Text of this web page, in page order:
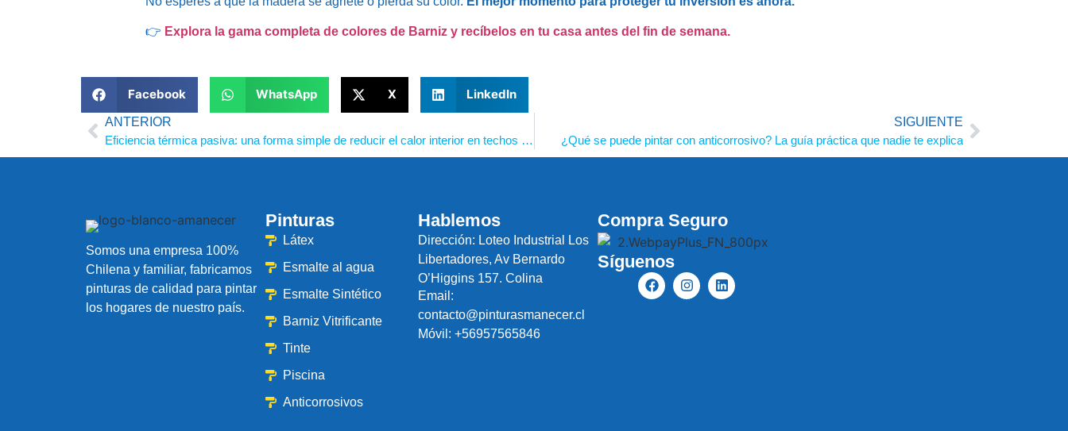
👉 Explora la gama completa de colores de Barniz y recíbelos en tu casa antes del fin de semana.
Facebook WhatsApp X LinkedIn
ANTERIOR
Eficiencia térmica pasiva: una forma simple de reducir el calor interior en techos de zinc
SIGUIENTE
¿Qué se puede pintar con anticorrosivo? La guía práctica que nadie te explica
Somos una empresa 100%
Chilena y familiar, fabricamos
pinturas de calidad para pintar
los hogares de nuestro país.
Pinturas
Látex
Esmalte al agua
Esmalte Sintético
Barniz Vitrificante
Tinte
Piscina
Anticorrosivos
Hablemos
Dirección: Loteo Industrial Los
Libertadores, Av Bernardo
O’Higgins 157. Colina
Email:
contacto@pinturasmanecer.cl
Móvil: +56957565846
Compra Seguro
Síguenos